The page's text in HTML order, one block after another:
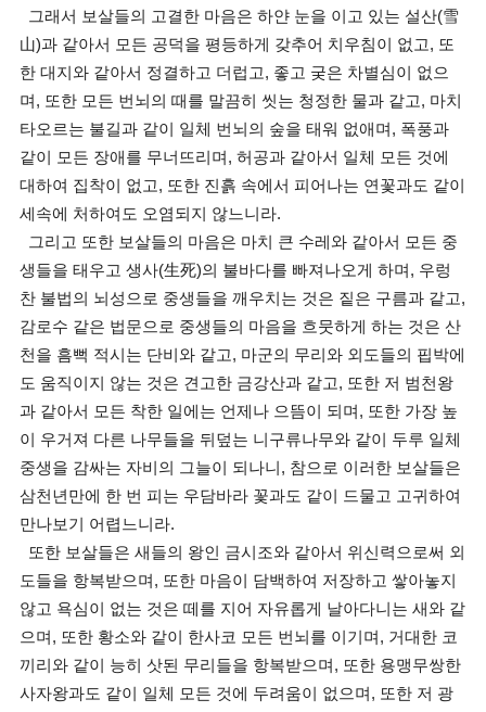
그래서 보살들의 고결한 마음은 하얀 눈을 이고 있는 설산(雪
山)과 같아서 모든 공덕을 평등하게 갖추어 치우침이 없고, 또
한 대지와 같아서 정결하고 더럽고, 좋고 궂은 차별심이 없으
며, 또한 모든 번뇌의 때를 말끔히 씻는 청정한 물과 같고, 마치
타오르는 불길과 같이 일체 번뇌의 숲을 태워 없애며, 폭풍과
같이 모든 장애를 무너뜨리며, 허공과 같아서 일체 모든 것에
대하여 집착이 없고, 또한 진흙 속에서 피어나는 연꽃과도 같이
세속에 처하여도 오염되지 않느니라.
그리고 또한 보살들의 마음은 마치 큰 수레와 같아서 모든 중
생들을 태우고 생사(生死)의 불바다를 빠져나오게 하며, 우렁
찬 불법의 뇌성으로 중생들을 깨우치는 것은 짙은 구름과 같고,
감로수 같은 법문으로 중생들의 마음을 흐뭇하게 하는 것은 산
천을 흠뻑 적시는 단비와 같고, 마군의 무리와 외도들의 핍박에
도 움직이지 않는 것은 견고한 금강산과 같고, 또한 저 범천왕
과 같아서 모든 착한 일에는 언제나 으뜸이 되며, 또한 가장 높
이 우거져 다른 나무들을 뒤덮는 니구류나무와 같이 두루 일체
중생을 감싸는 자비의 그늘이 되나니, 참으로 이러한 보살들은
삼천년만에 한 번 피는 우담바라 꽃과도 같이 드물고 고귀하여
만나보기 어렵느니라.
또한 보살들은 새들의 왕인 금시조와 같아서 위신력으로써 외
도들을 항복받으며, 또한 마음이 담백하여 저장하고 쌓아놓지
않고 욕심이 없는 것은 떼를 지어 자유롭게 날아다니는 새와 같
으며, 또한 황소와 같이 한사코 모든 번뇌를 이기며, 거대한 코
끼리와 같이 능히 삿된 무리들을 항복받으며, 또한 용맹무쌍한
사자왕과도 같이 일체 모든 것에 두려움이 없으며, 또한 저 광